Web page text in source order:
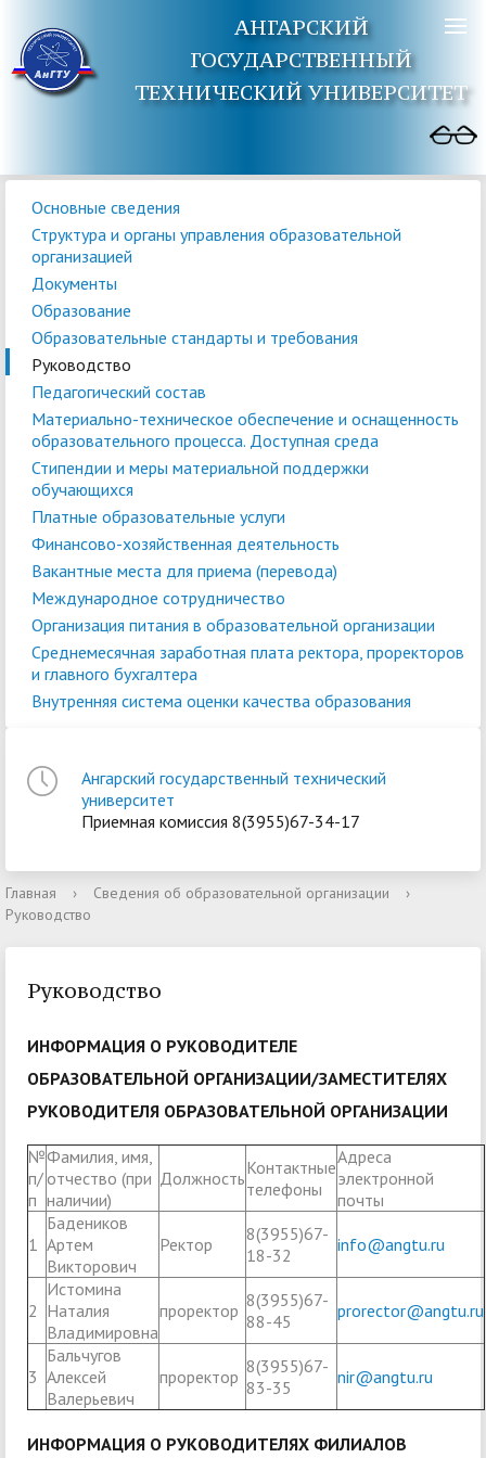
АНГАРСКИЙ
ГОСУДАРСТВЕННЫЙ
ТЕХНИЧЕСКИЙ УНИВЕРСИТЕТ
Основные сведения
Структура и органы управления образовательной
организацией
Документы
Образование
Образовательные стандарты и требования
Руководство
Педагогический состав
Материально-техническое обеспечение и оснащенность
образовательного процесса. Доступная среда
Стипендии и меры материальной поддержки
обучающихся
Платные образовательные услуги
Финансово-хозяйственная деятельность
Вакантные места для приема (перевода)
Международное сотрудничество
Организация питания в образовательной организации
Среднемесячная заработная плата ректора, проректоров
и главного бухгалтера
Внутренняя система оценки качества образования
Ангарский государственный технический
университет
Приемная комиссия 8(3955)67-34-17
Главная › Сведения об образовательной организации
›
Руководство
Руководство
ИНФОРМАЦИЯ О РУКОВОДИТЕЛЕ
ОБРАЗОВАТЕЛЬНОЙ ОРГАНИЗАЦИИ/ЗАМЕСТИТЕЛЯХ
РУКОВОДИТЕЛЯ ОБРАЗОВАТЕЛЬНОЙ ОРГАНИЗАЦИИ
№
п/
п
Фамилия, имя,
отчество (при
наличии)
ДолжностьКонтактные
телефоны
Адреса
электронной
почты
1
Бадеников
Артем
Викторович
Ректор
8(3955)67-
18-32
info@angtu.ru
2
Истомина
Наталия
Владимировна
проректор 8(3955)67-
88-45
prorector@angtu.ru
3
Бальчугов
Алексей
Валерьевич
проректор 8(3955)67-
83-35
nir@angtu.ru
ИНФОРМАЦИЯ О РУКОВОДИТЕЛЯХ ФИЛИАЛОВ